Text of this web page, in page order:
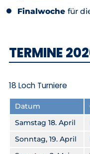
Finalwochefür
TERMINE
18 Loch Turniere
Datum
Samstag 18. April
Sonntag, 19. April